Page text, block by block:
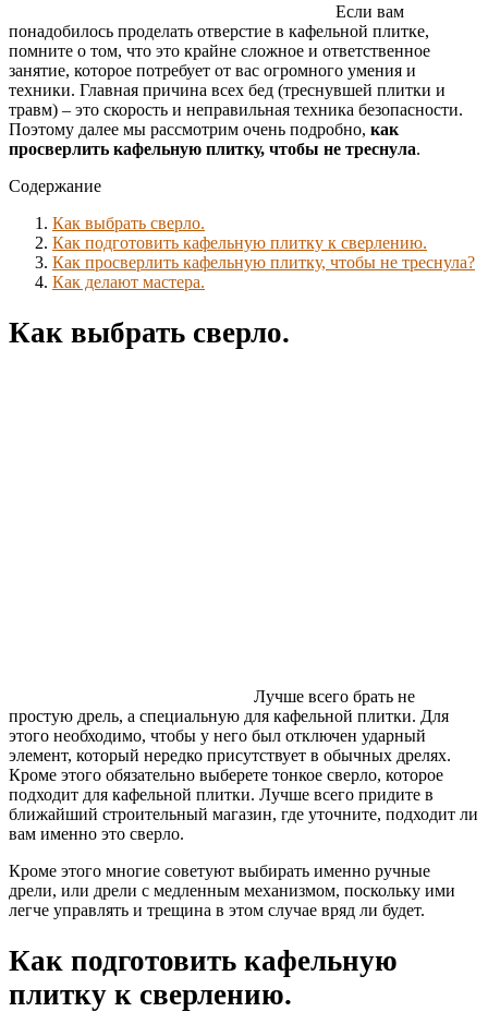
Если вам
понадобилось проделать отверстие в кафельной плитке,
помните о том, что это крайне сложное и ответственное
занятие, которое потребует от вас огромного умения и
техники. Главная причина всех бед (треснувшей плитки и
травм) – это скорость и неправильная техника безопасности.
Поэтому далее мы рассмотрим очень подробно, как
просверлить кафельную плитку, чтобы не треснула.
Содержание
Как выбрать сверло.
Как подготовить кафельную плитку к сверлению.
Как просверлить кафельную плитку, чтобы не треснула?
Как делают мастера.
Как выбрать сверло.
Лучше всего брать не
простую дрель, а специальную для кафельной плитки. Для
этого необходимо, чтобы у него был отключен ударный
элемент, который нередко присутствует в обычных дрелях.
Кроме этого обязательно выберете тонкое сверло, которое
подходит для кафельной плитки. Лучше всего придите в
ближайший строительный магазин, где уточните, подходит ли
вам именно это сверло.
Кроме этого многие советуют выбирать именно ручные
дрели, или дрели с медленным механизмом, поскольку ими
легче управлять и трещина в этом случае вряд ли будет.
Как подготовить кафельную
плитку к сверлению.